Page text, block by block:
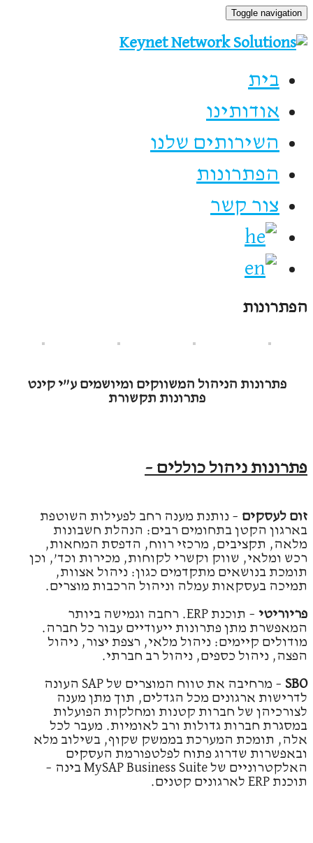
Toggle navigation
בית
אודותינו
השירותים שלנו
הפתרונות
צור קשר
הפתרונות
פתרונות הניהול המשווקים ומיושמים ע”י קינט
פתרונות תקשורת
פתרונות ניהול כוללים –
זום לעסקים – נותנת מענה רחב לפעילות השוטפת
בארגון הקטן בתחומים רבים: הנהלת חשבונות
מלאה, תקציבים, מרכזי רווח, הדפסת המחאות,
רכש ומלאי, שווק וקשרי לקוחות, מכירות וכד’, וכן
תומכת בנושאים מתקדמים כגון: ניהול אצוות,
תמיכה בעסקאות עמלה וניהול הרכבות מוצרים.
פריוריטי
– תוכנת ERP. רחבה וגמישה ביותר
המאפשרת מתן פתרונות ייעודיים עבור כל חברה.
מודולים קיימים: ניהול מלאי, רצפת יצור, ניהול
הפצה, ניהול כספים, ניהול רב חברתי.
SBO
– מרחיבה את טווח המוצרים של SAP העונה
לדרישות ארגונים מכל הגדלים, תוך מתן מענה
לצורכיהן של חברות קטנות ומחלקות הפועלות
במסגרת חברות גדולות ורב לאומיות. מעבר לכל
אלה, תומכת המערכת בממשק שקוף, בשילוב מלא
ובאפשרות שדרוג פתוח לפלטפורמת העסקים
האלקטרוניים של MySAP Business Suite בינה –
תוכנת ERP לארגונים קטנים.